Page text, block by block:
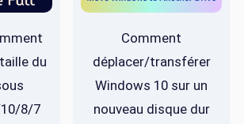
du
8/7
Comment
déplacer/transférer
Windows 10 sur un
nouveau disque dur